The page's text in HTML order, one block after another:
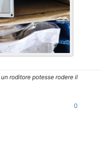
roditore potesse rodere il
0